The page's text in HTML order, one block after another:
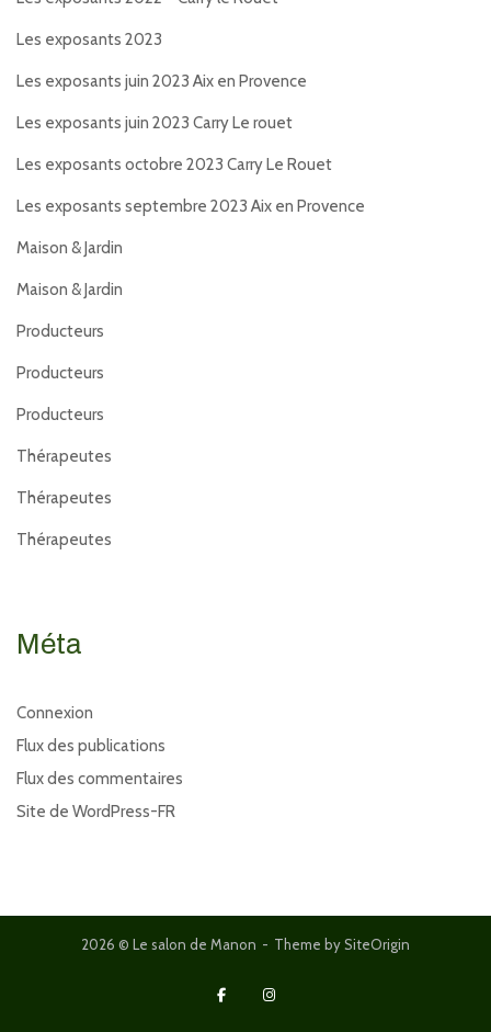
Les exposants 2023
Les exposants juin 2023 Aix en Provence
Les exposants juin 2023 Carry Le rouet
Les exposants octobre 2023 Carry Le Rouet
Les exposants septembre 2023 Aix en Provence
Maison & Jardin
Maison & Jardin
Producteurs
Producteurs
Producteurs
Thérapeutes
Thérapeutes
Thérapeutes
Méta
Connexion
Flux des publications
Flux des commentaires
Site de WordPress-FR
2026 © Le salon de Manon Theme bySiteOrigin